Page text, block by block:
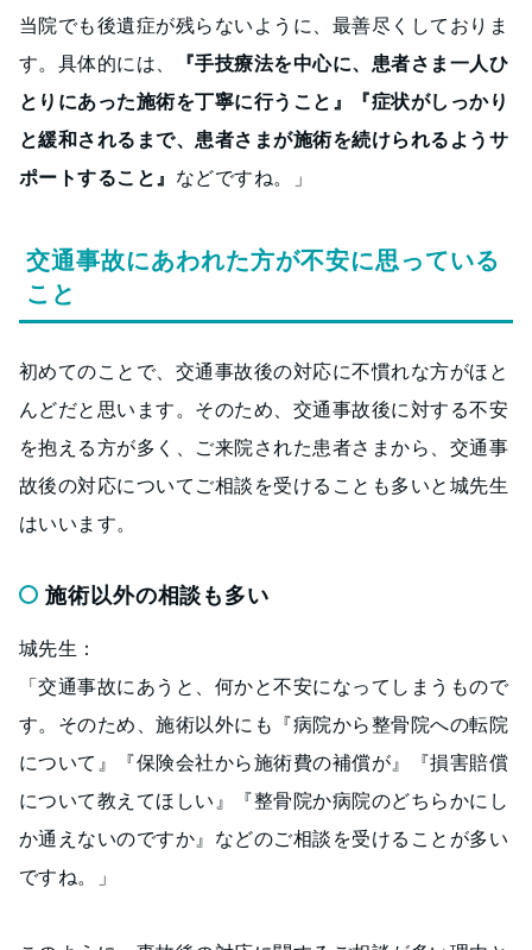
当院でも後遺症が残らないように、最善尽くしておりま
す。具体的には、
『手技療法を中心に、患者さま一人ひ
とりにあった施術を丁寧に行うこと』『症状がしっかり
と緩和されるまで、患者さまが施術を続けられるようサ
ポートすること』 などですね。」
交通事故にあわれた方が不安に思っている
こと
初めてのことで、交通事故後の対応に不慣れな方がほと
んどだと思います。そのため、交通事故後に対する不安
を抱える方が多く、ご来院された患者さまから、交通事
故後の対応についてご相談を受けることも多いと城先生
はいいます。
施術以外の相談も多い
城先生：
「交通事故にあうと、何かと不安になってしまうもので
す。そのため、施術以外にも『病院から整骨院への転院
について』『保険会社から施術費の補償が』『損害賠償
について教えてほしい』『整骨院か病院のどちらかにし
か通えないのですか』などのご相談を受けることが多い
ですね。」